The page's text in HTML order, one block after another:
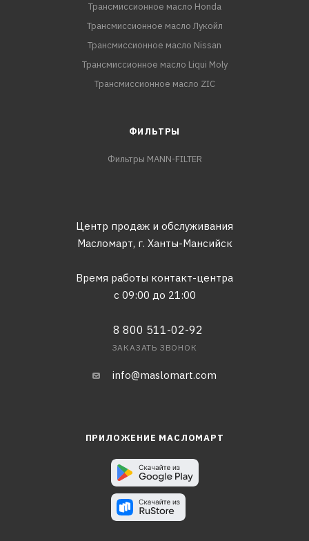
Трансмиссионное масло Honda
Трансмиссионное масло Лукойл
Трансмиссионное масло Nissan
Трансмиссионное масло Liqui Moly
Трансмиссионное масло ZIC
ФИЛЬТРЫ
Фильтры MANN-FILTER
Центр продаж и обслуживания
Масломарт, г. Ханты-Мансийск
Время работы контакт-центра
с 09:00 до 21:00
8 800 511-02-92
ЗАКАЗАТЬ ЗВОНОК
info@maslomart.com
ПРИЛОЖЕНИЕ МАСЛОМАРТ